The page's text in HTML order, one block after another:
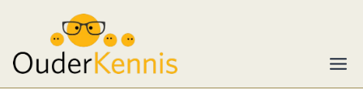
inhoud